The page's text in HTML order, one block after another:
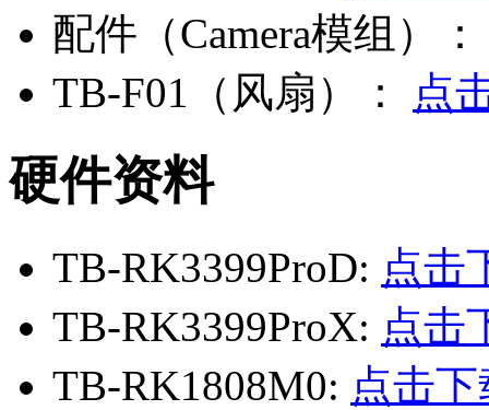
配件（Camera模组）
TB-F01（风扇）：
点
硬件资料
TB-RK3399ProD: 点击
TB-RK3399ProX: 点击
TB-RK1808M0: 点击下